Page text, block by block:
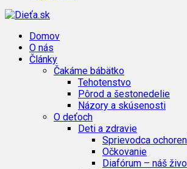
Domov
O nás
Články
Čakáme bábätko
Tehotenstvo
Pôrod a šestonedelie
Názory a skúsenosti
O deťoch
Deti a zdravie
Sprievodca
Očkovanie
Diafórum – náš